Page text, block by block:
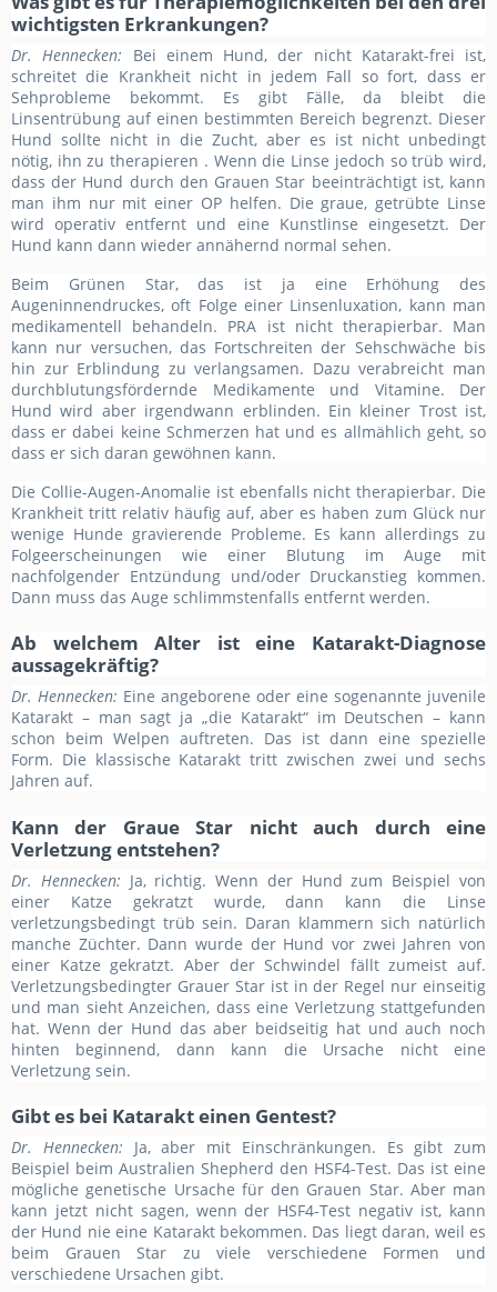
wichtigsten Erkrankungen?
Dr. Hennecken:
Bei einem Hund, der nicht Katarakt-frei ist,
schreitet die Krankheit nicht in jedem Fall so fort, dass er
Sehprobleme bekommt. Es gibt Fälle, da bleibt die
Linsentrübung auf einen bestimmten Bereich begrenzt. Dieser
Hund sollte nicht in die Zucht, aber es ist nicht unbedingt
nötig, ihn zu therapieren . Wenn die Linse jedoch so trüb wird,
dass der Hund durch den Grauen Star beeinträchtigt ist, kann
man ihm nur mit einer OP helfen. Die graue, getrübte Linse
wird operativ entfernt und eine Kunstlinse eingesetzt. Der
Hund kann dann wieder annähernd normal sehen.
Beim Grünen Star, das ist ja eine Erhöhung des
Augeninnendruckes, oft Folge einer Linsenluxation, kann man
medikamentell behandeln. PRA ist nicht therapierbar. Man
kann nur versuchen, das Fortschreiten der Sehschwäche bis
hin zur Erblindung zu verlangsamen. Dazu verabreicht man
durchblutungsfördernde Medikamente und Vitamine. Der
Hund wird aber irgendwann erblinden. Ein kleiner Trost ist,
dass er dabei keine Schmerzen hat und es allmählich geht, so
dass er sich daran gewöhnen kann.
Die Collie-Augen-Anomalie ist ebenfalls nicht therapierbar. Die
Krankheit tritt relativ häufig auf, aber es haben zum Glück nur
wenige Hunde gravierende Probleme. Es kann allerdings zu
Folgeerscheinungen wie einer Blutung im Auge mit
nachfolgender Entzündung und/oder Druckanstieg kommen.
Dann muss das Auge schlimmstenfalls entfernt werden.
Ab welchem Alter ist eine Katarakt-Diagnose
aussagekräftig?
Dr. Hennecken: Eine angeborene oder eine sogenannte juvenile
Katarakt – man sagt ja „die Katarakt“ im Deutschen – kann
schon beim Welpen auftreten. Das ist dann eine spezielle
Form. Die klassische Katarakt tritt zwischen zwei und sechs
Jahren auf.
Kann der Graue Star nicht auch durch eine
Verletzung entstehen?
Dr. Hennecken: Ja, richtig. Wenn der Hund zum Beispiel von
einer Katze gekratzt wurde, dann kann die Linse
verletzungsbedingt trüb sein. Daran klammern sich natürlich
manche Züchter. Dann wurde der Hund vor zwei Jahren von
einer Katze gekratzt. Aber der Schwindel fällt zumeist auf.
Verletzungsbedingter Grauer Star ist in der Regel nur einseitig
und man sieht Anzeichen, dass eine Verletzung stattgefunden
hat. Wenn der Hund das aber beidseitig hat und auch noch
hinten beginnend, dann kann die Ursache nicht eine
Verletzung sein.
Gibt es bei Katarakt einen Gentest?
Dr. Hennecken:
Ja, aber mit Einschränkungen. Es gibt zum
Beispiel beim Australien Shepherd den HSF4-Test. Das ist eine
mögliche genetische Ursache für den Grauen Star. Aber man
kann jetzt nicht sagen, wenn der HSF4-Test negativ ist, kann
der Hund nie eine Katarakt bekommen. Das liegt daran, weil es
beim Grauen Star zu viele verschiedene Formen und
verschiedene Ursachen gibt.